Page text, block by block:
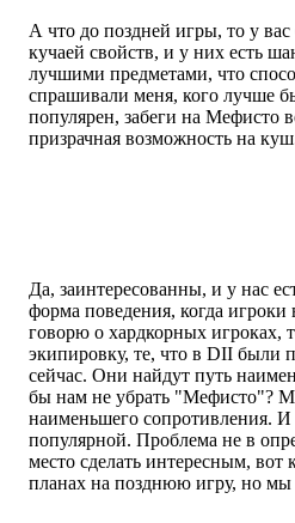
А что до поздней игры, то у
кучаей свойств, и у них есть
лучшими предметами, что
спрашивали меня, кого лучше
популярен, забеги на Мефисто
призрачная возможность на
Да, заинтересованны, и у нас
форма поведения, когда
говорю о хардкорных игроках,
экипировку, те, что в DII были
сейчас. Они найдут путь
бы нам не убрать "Мефисто"?
наименьшего сопротивления.
популярной. Проблема не в
место сделать интересным,
планах на позднюю игру, но